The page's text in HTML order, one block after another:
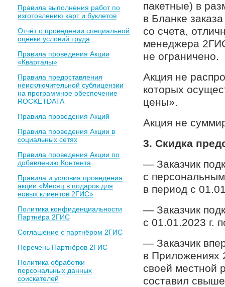
Правила выполнения работ по
изготовлению карт и буклетов
Отчёт о проведении специальной
оценки условий труда
Правила проведения Акции
«Кварталы»
Правила предоставления
неисключительной сублицензии
на программное обеспечение
ROCKETDATA
Правила проведения Акций
Правила проведения Акции в
социальных сетях
Правила проведения Акции по
добавлению Контента
Правила и условия проведения
акции «Месяц в подарок для
новых клиентов 2ГИС»
Политика конфиденциальности
Партнёра 2ГИС
Соглашение с партнёром 2ГИС
Перечень Партнёров 2ГИС
Политика обработки
персональных данных
соискателей
пакетные) в
в Бланке
со счета,
менеджера
не ограничено.
Акция не
которых
цены».
Акция не
3. Скидка
— Заказчик
с
в период с
— Заказчик
с 01.01.2023 г.
— Заказчик
в Приложениях
своей местной
составил